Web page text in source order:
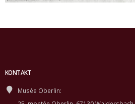
KONTAKT
Musée Oberlin: